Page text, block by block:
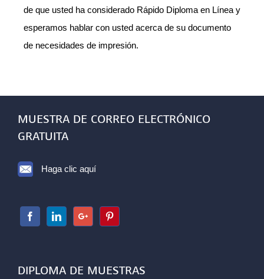
de que usted ha considerado Rápido Diploma en Línea y
esperamos hablar con usted acerca de su documento
de necesidades de impresión.
MUESTRA DE CORREO ELECTRÓNICO
GRATUITA
Haga clic aquí
DIPLOMA DE MUESTRAS